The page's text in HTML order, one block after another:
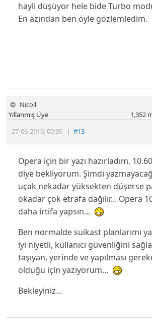
hayli düşüyor hele bide Turbo
En azından ben öyle gözlemledim.
Nicoll
27-06-2010,00:30 |#13
Yıllanmış Üye 1,352
Opera için bir yazı hazırladım.
diye bekliyorum. Şimdi
uçak nekadar yüksekten düşerse
okadar çok etrafa dağılır... Opera
daha irtifa yapsın...
Ben normalde suikast planlarımı
iyi niyetli, kullanıcı güvenliğini
taşıyan, yerinde ve yapılması
olduğu için yazıyorum...
Bekleyiniz...